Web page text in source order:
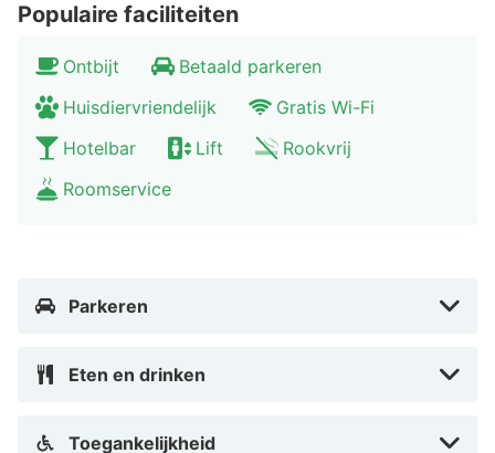
Populaire faciliteiten
Ontbijt
Betaald parkeren
Huisdiervriendelijk
Gratis Wi-Fi
Hotelbar
Lift
Rookvrij
Roomservice
Parkeren
Eten en drinken
Toegankelijkheid